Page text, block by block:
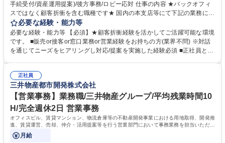
手続受付/資産運用提案)/後方事務/ロビー応対 仕事の内容 ★バックオフィ
スではなく顧客折衝を含む職種です★ 国内の本支店等にて下記の業務に従
事していただきます。 ■窓口/後方/ロビーにて事務手続等の受付・オペレ
ーション、お客様対応 ■窓口にて、ご来店された個人のお客様に対して金
融商品のご提案 ■効率的な事務運用の検討・構築等 ≪業務紹介：ご応募前
に必ずご覧ください≫ ※記事 https://www.mysite.bk.mufg.jp/career/circle/
必要な経験・能力等
必要な経験・能力等 【必須】★顧客折衝経験を活かしてご活躍可能な環境
です。 ■販売or接客or窓口業務or営業経験をお持ちの方(業界不問) ※対話
を通じてニーズをヒアリングし対応/提案を実施した経験必須 ■正社員とし
るので安心して入行いただけます。 幅広いキャリアの選択肢があり、公募
や社内副業等を活用し、 一人ひとりが挑戦できるカルチャーが浸透してい
ます。 学歴・資格 学歴：大学院 大学 高専 短大 専修学校 高校 語学力：
資格：
正社員
三井物産都市開発株式会社
【営業事務】業務職/三井物産グループ/平均残業時間10
H/完全週休2日 営業事務
オフィスビル、賃貸マンション、物流倉庫等の不動産開発事業における用地取得、開発推
進、賃貸運営、売却、仲介・活用提案等を行う営業部門において事務業務を担当いただき
ます。
月給